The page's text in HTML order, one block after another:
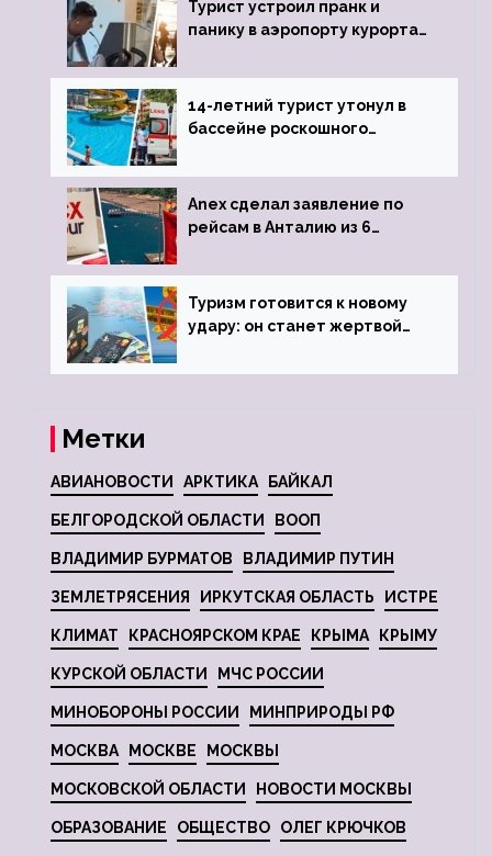
Турист устроил пранк и
панику в аэропорту курорта,
задержке рейса
14-летний турист утонул в
бассейне роскошного
Anex сделал заявление по
рейсам в Анталию из 6
Туризм готовится к новому
удару: он станет жертвой
Метки
АВИАНОВОСТИ АРКТИКА БАЙКАЛ
БЕЛГОРОДСКОЙ ОБЛАСТИ ВООП
ВЛАДИМИР БУРМАТОВ ВЛАДИМИР ПУТИН
ЗЕМЛЕТРЯСЕНИЯ ИРКУТСКАЯ ОБЛАСТЬ ИСТРЕ
КЛИМАТ КРАСНОЯРСКОМ КРАЕ КРЫМА КРЫМУ
КУРСКОЙ ОБЛАСТИ МЧС РОССИИ
МИНОБОРОНЫ РОССИИ МИНПРИРОДЫ РФ
МОСКВА МОСКВЕ МОСКВЫ
МОСКОВСКОЙ ОБЛАСТИ НОВОСТИ МОСКВЫ
ОБРАЗОВАНИЕ ОБЩЕСТВО ОЛЕГ КРЮЧКОВ